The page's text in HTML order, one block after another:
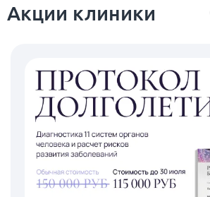
Акции клиники